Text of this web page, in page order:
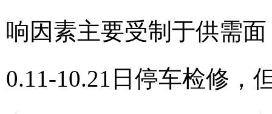
响因素主要受制于供需
0.11-10.21日停车检修，